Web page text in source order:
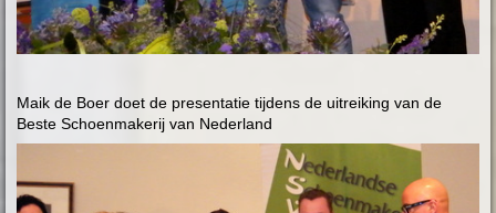
Maik de Boer doet de presentatie tijdens de uitreiking van de
Beste Schoenmakerij van Nederland